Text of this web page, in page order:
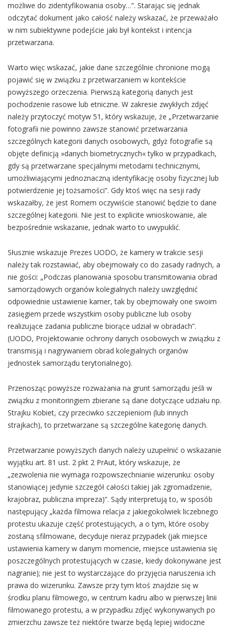
możliwe do zidentyfikowania osoby…”. Starając się jednak
odczytać dokument jako całość należy wskazać, że przeważało
w nim subiektywne podejście jaki był kontekst i intencja
przetwarzana.
Warto więc wskazać, jakie dane szczególnie chronione mogą
pojawić się w związku z przetwarzaniem w kontekście
powyższego orzeczenia. Pierwszą kategorią danych jest
pochodzenie rasowe lub etniczne. W zakresie zwykłych zdjęć
należy przytoczyć motyw 51, który wskazuje, że „Przetwarzanie
fotografii nie powinno zawsze stanowić przetwarzania
szczególnych kategorii danych osobowych, gdyż fotografie są
objęte definicją »danych biometrycznych« tylko w przypadkach,
gdy są przetwarzane specjalnymi metodami technicznymi,
umożliwiającymi jednoznaczną identyfikację osoby fizycznej lub
potwierdzenie jej tożsamości”. Gdy ktoś więc na sesji rady
wskazałby, że jest Romem oczywiście stanowić będzie to dane
szczególnej kategorii. Nie jest to explicite wnioskowanie, ale
bezpośrednie wskazanie, jednak warto to uwypuklić.
Słusznie wskazuje Prezes UODO, że kamery w trakcie sesji
należy tak rozstawiać, aby obejmowały co do zasady radnych, a
nie gości: „Podczas planowania sposobu transmitowania obrad
samorządowych organów kolegialnych należy uwzględnić
odpowiednie ustawienie kamer, tak by obejmowały one swoim
zasięgiem przede wszystkim osoby publiczne lub osoby
realizujące zadania publiczne biorące udział w obradach”.
(UODO, Projektowanie ochrony danych osobowych w związku z
transmisją i nagrywaniem obrad kolegialnych organów
jednostek samorządu terytorialnego).
Przenosząc powyższe rozważania na grunt samorządu jeśli w
związku z monitoringiem zbierane są dane dotyczące udziału np.
Strajku Kobiet, czy przeciwko szczepieniom (lub innych
strajkach), to przetwarzane są szczególne kategorię danych.
Przetwarzanie powyższych danych należy uzupełnić o wskazanie
wyjątku art. 81 ust. 2 pkt 2 PrAut, który wskazuje, że
„zezwolenia nie wymaga rozpowszechnianie wizerunku: osoby
stanowiącej jedynie szczegół całości takiej jak zgromadzenie,
krajobraz, publiczna impreza)”. Sądy interpretują to, w sposób
następujący „każda filmowa relacja z jakiegokolwiek liczebnego
protestu ukazuje część protestujących, a o tym, które osoby
zostaną sfilmowane, decyduje nieraz przypadek (jak miejsce
ustawienia kamery w danym momencie, miejsce ustawienia się
poszczególnych protestujących w czasie, kiedy dokonywane jest
nagranie); nie jest to wystarczające do przyjęcia naruszenia ich
prawa do wizerunku. Zawsze przy tym ktoś znajdzie się w
środku planu filmowego, w centrum kadru albo w pierwszej linii
filmowanego protestu, a w przypadku zdjęć wykonywanych po
zmierzchu zawsze też niektóre twarze będą lepiej widoczne